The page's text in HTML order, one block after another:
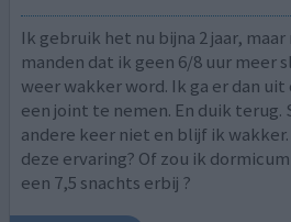
Ik gebruik het nu bijna 2 jaar,
manden dat ik geen 6/8 uur meer
weer wakker word. Ik ga er dan uit
een joint te nemen. En duik
andere keer niet en blijf ik
deze ervaring? Of zou ik
een 7,5 snachts erbij ?